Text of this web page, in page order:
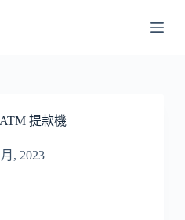
提款機
, 2023